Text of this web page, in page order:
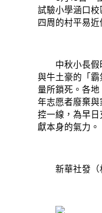
試驗小學涵口
四周的村平易近
中秋小長假時
與牛土豪的「
量所鎖死。各
年志愿者廢棄
控一線，為早
獻本身的氣力。
新華社發（